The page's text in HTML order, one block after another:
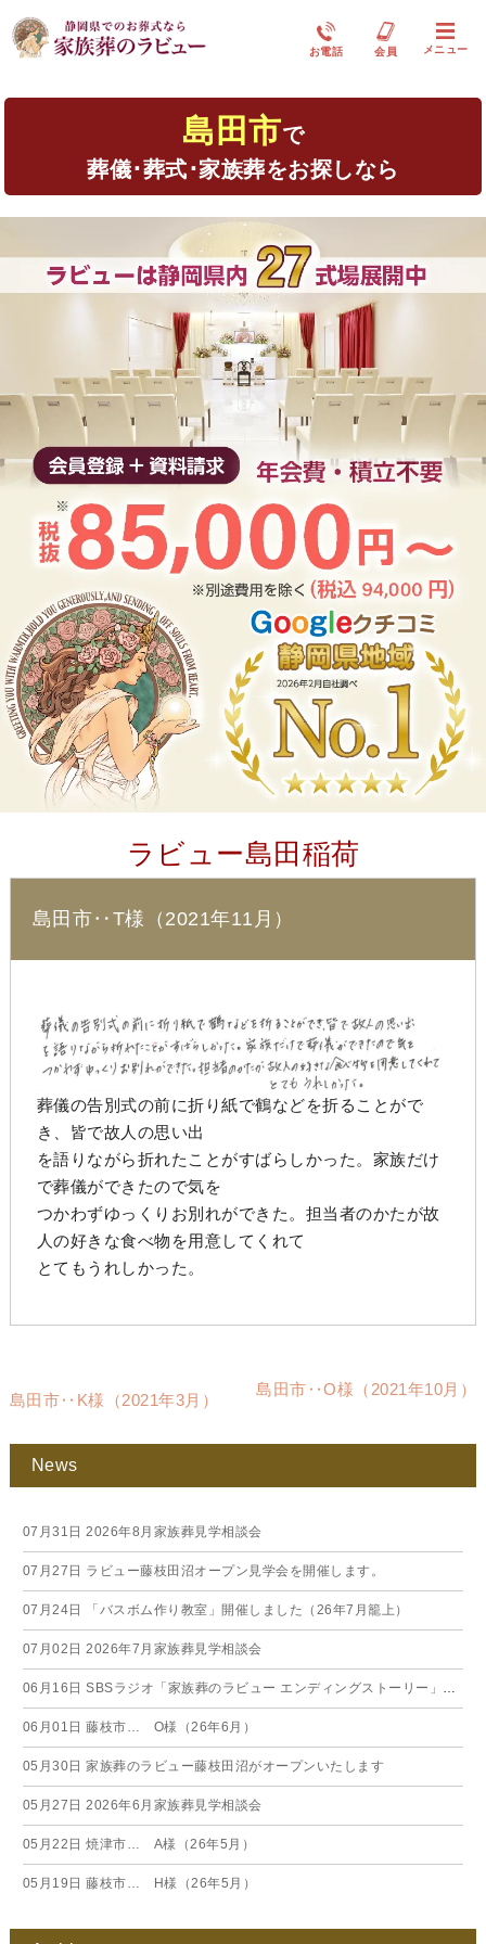
お電話 会員 メニュー
島田市で
葬儀･葬式･家族葬をお探しなら
ラビュー島田稲荷
島田市‥T様（2021年11月）
葬儀の告別式の前に折り紙で鶴などを折ることがで
き、皆で故人の思い出
を語りながら折れたことがすばらしかった。家族だけ
で葬儀ができたので気を
つかわずゆっくりお別れができた。担当者のかたが故
人の好きな食べ物を用意してくれて
とてもうれしかった。
島田市‥K様（2021年3月）
島田市‥O様（2021年10月）
News
07月31日 2026年8月家族葬見学相談会
07月27日 ラビュー藤枝田沼オープン見学会を開催します。
07月24日 「バスボム作り教室」開催しました（26年7月籠上）
07月02日 2026年7月家族葬見学相談会
06月16日 SBSラジオ「家族葬のラビュー エンディングストーリー」に弊社スタッフが出演いたしました（26年6月）
06月01日 藤枝市… O様（26年6月）
05月30日 家族葬のラビュー藤枝田沼がオープンいたします
05月27日 2026年6月家族葬見学相談会
05月22日 焼津市… A様（26年5月）
05月19日 藤枝市… H様（26年5月）